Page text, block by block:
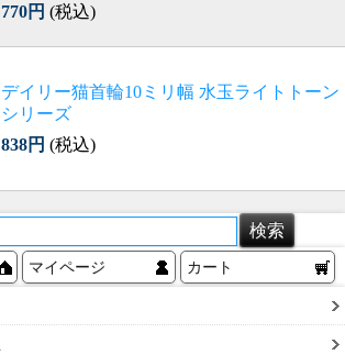
770円 (税込)
デイリー猫首輪10ミリ幅 水玉ライトトーン
シリーズ
838円 (税込)
マイページ カート